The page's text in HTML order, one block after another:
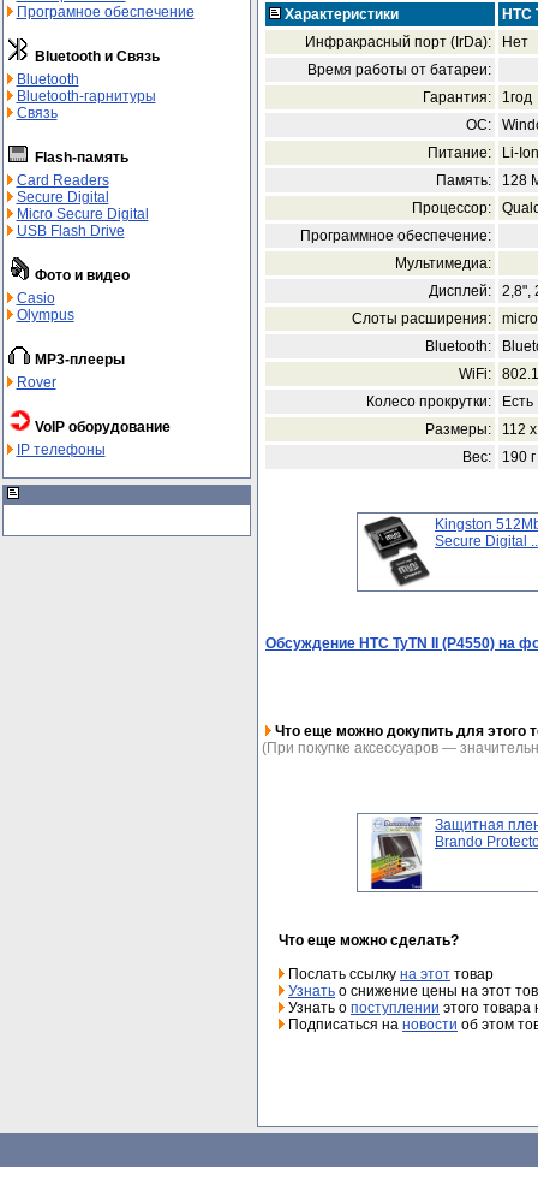
Програмное обеспечение
Bluetooth и Связь
Bluetooth
Bluetooth-гарнитуры
Связь
Flash-память
Card Readers
Secure Digital
Micro Secure Digital
USB Flash Drive
Фото и видео
Casio
Olympus
MP3-плееры
Rover
VoIP оборудование
IP телефоны
Характеристики
HTC
Инфракрасный порт (IrDa):
Нет
Время работы от батареи:
Гарантия:
1год
ОС:
Питание:
Li-
Память:
128
Процессор:
Программное обеспечение:
Мультимедиа:
Дисплей:
2,8",
Слоты расширения:
Bluetooth:
WiFi:
Колесо прокрутки:
Есть
Размеры:
112
Вес:
190 г
Kingston
Secure Digital
Обсуждение HTC TyTN II (P4550) на
Что еще можно докупить для этого
(При покупке аксессуаров —
Защитная
Brando
Что еще можно сделать?
Послать ссылку на этот товар
Узнать о снижение цены на этот
Узнать о поступлении этого товара
Подписаться на новости об этом